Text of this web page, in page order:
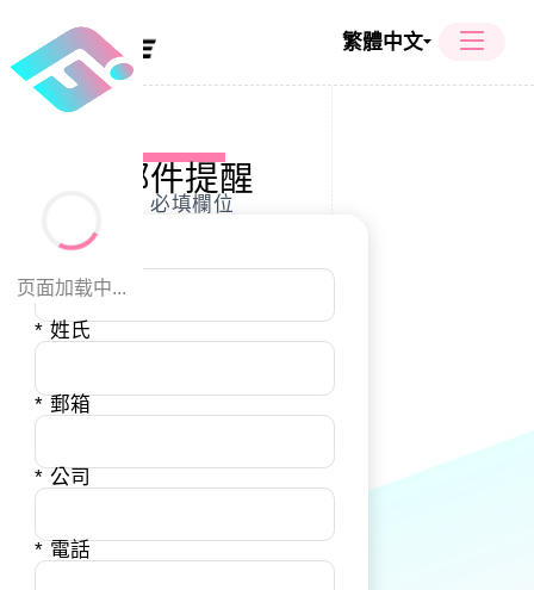
页面加载中...
繁體中文
郵件提醒
* 必填欄位
* 名字
* 姓氏
* 郵箱
* 公司
* 電話